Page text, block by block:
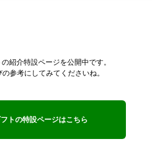
紹介特設ページを公開中です。
参考にしてみてくださいね。
トの特設ページはこちら